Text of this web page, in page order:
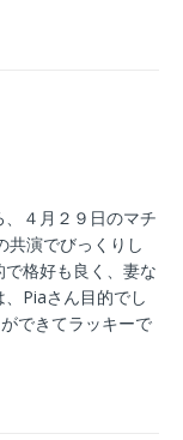
４月２９日のマチ
共演でびっくりし
格好も良く、妻な
Piaさん目的でし
できてラッキーで